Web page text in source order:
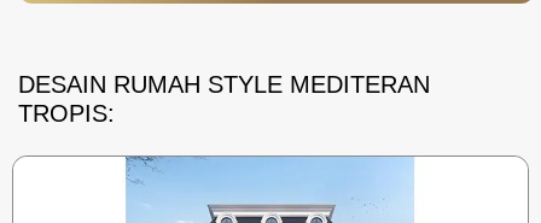
DESAIN RUMAH STYLE MEDITERAN
TROPIS: